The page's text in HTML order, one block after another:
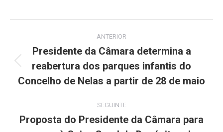
navigation
ANTERIOR
Previous
post:
Presidente da Câmara determina a
reabertura dos parques infantis do
Concelho de Nelas a partir de 28 de maio
SEGUINTE
Proposta do Presidente da Câmara para